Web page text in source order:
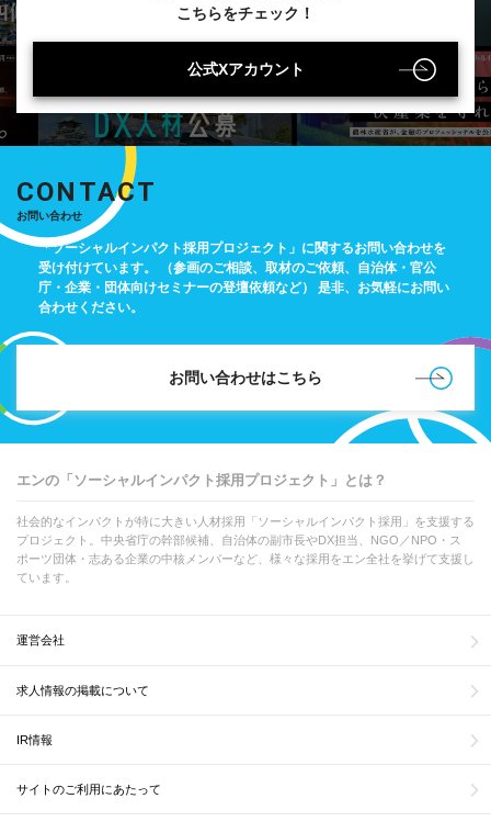
こちらをチェック！
公式Xアカウント
CONTACT
お問い合わせ
「ソーシャルインパクト採用プロジェクト」に関するお問い合わせを
受け付けています。
（参画のご相談、取材のご依頼、自治体・官公
庁・企業・団体向けセミナーの登壇依頼など）
是非、お気軽にお問い
合わせください。
お問い合わせはこちら
エンの「ソーシャルインパクト採用プロジェクト」とは？
社会的なインパクトが特に大きい人材採用「ソーシャルインパクト採用」を支援する
プロジェクト。中央省庁の幹部候補、自治体の副市長やDX担当、NGO／NPO・ス
ポーツ団体・志ある企業の中核メンバーなど、様々な採用をエン全社を挙げて支援し
ています。
運営会社
求人情報の掲載について
IR情報
サイトのご利用にあたって